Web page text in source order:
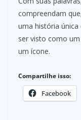
compreendam
uma história única
ser visto como
um ícone.
Compartilhe isso:
Facebook